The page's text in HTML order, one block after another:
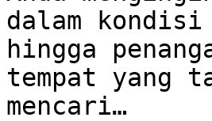
dalam
hingga
tempat yang
mencari…